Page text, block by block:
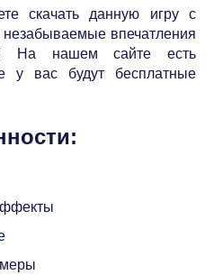
скачать данную игру с
впечатления
На нашем сайте есть
у вас будут бесплатные